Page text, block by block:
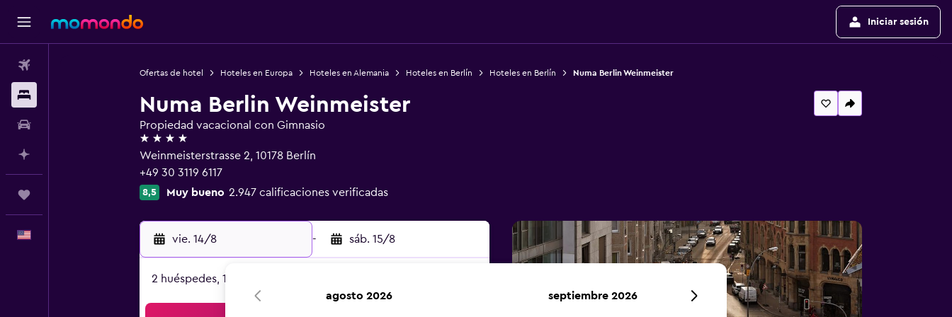
Iniciar sesión
Ofertas de hotel Hoteles en Europa Hoteles en Alemania Hoteles en Berlín Hoteles en Berlín Numa Berlin Weinmeister
Numa Berlin Weinmeister
Propiedad vacacional con Gimnasio
4 estrellas
Weinmeisterstrasse 2, 10178 Berlín
+49 30 3119 6117
8,5 Muy bueno 2.947 calificaciones verificadas
vie. 14/8 - sáb. 15/8
2 huéspedes, 1 habitación
agosto 2026 septiembre 2026